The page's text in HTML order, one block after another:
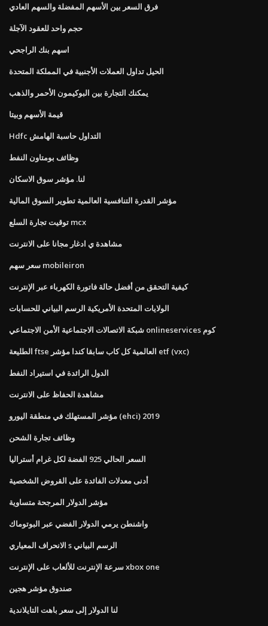
فرق السعر بين الأسهم المفضلة والسهم العادي
حجم واحد للعقود الآجلة
اسهم بنك الراجحي
الحيل تداول العملات الأجنبية في المملكة المتحدة
يمكنك التجارة بين البوكيمون الأحمر والذهب
قيمة الأسهم وبيتا
Hdfc التداول حاسبة الهامش
وظائف بومتاون النفط
لنا. مؤشر سوق الاسكان
مؤشر القدرة التنافسية العالمية تطوير السوق المالية
توقيت تجارة السلع mcx
مشاهدة ي ادغار مجانا على الانترنت
سعر سهم mobileiron
كيفية التحقق من أفضل حالة فاتورة الكهرباء عبر الإنترنت
الولايات المتحدة الأمريكية الرسم البياني للحسابات
شبكة الاتصالات الاجتماعية الأمن الاجتماعي onlineservices كوم
الطليعة ftse العالمية كل كاب سابقا كندا مؤشر etf (vxc)
الدول الرائدة في استيراد النفط
مشاهدة الحفاظ على الانترنت
مؤشر المستهلك في منطقة اليورو (ehci) 2019
وظائف تجارة الشحن
السعر الحالي 925 الفضة لكل غرام أستراليا
أدنى معدلات الفائدة على القروض الشخصية
مؤشر الدولار المرجحة متساوية
واشنطن يرمي الدولار الفضي عبر البوتوماك
الانحراف المعياري s الرسم البياني
سرعة الإنترنت للألعاب على الإنترنت xbox one
صندوق مؤشر هجين
لنا الدولار إلى سعر باهت التايلاندية